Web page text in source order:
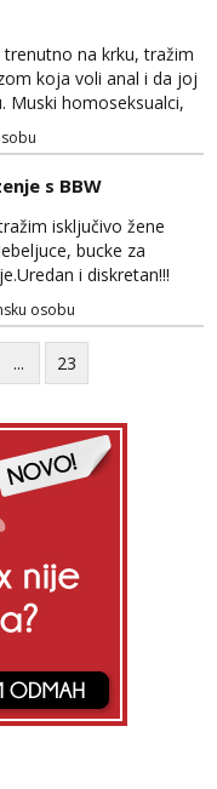
na krku, tražim
koja voli anal i da joj
Muski homoseksualci,
ne zanimate me. Bilo
(gotovina) ili
bonovi) ne
prvo porukom na
s BBW
isključivo žene
bucke za
i diskretan!!!
osobu
... 23